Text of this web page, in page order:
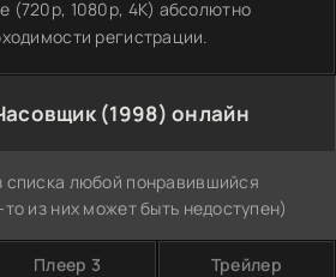
(720p, 1080p, 4K) абсолютно
регистрации.
(1998) онлайн
списка любой понравившийся
из них может быть недоступен)
Плеер 3 Трейлер